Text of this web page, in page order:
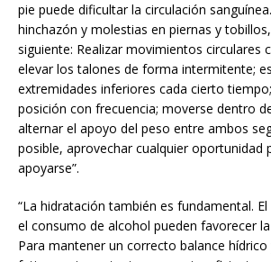
pie puede dificultar la circulación
hinchazón y molestias en piernas y
siguiente: Realizar movimientos circulares
elevar los talones de forma intermitente;
extremidades inferiores cada cierto
posición con frecuencia; moverse dentro
alternar el apoyo del peso entre ambos
posible, aprovechar cualquier oportunidad
apoyarse”.
“La hidratación también es fundamental.
el consumo de alcohol pueden favorecer
Para mantener un correcto balance